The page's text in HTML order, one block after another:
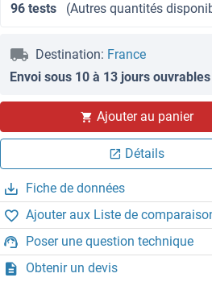
96 tests
(Autres quantités
Destination: France
Envoi sous 10 à 13 jours ouvrables
Ajouter au panier
Détails
Fiche de données
Ajouter aux Liste de
Poser une question technique
Obtenir un devis